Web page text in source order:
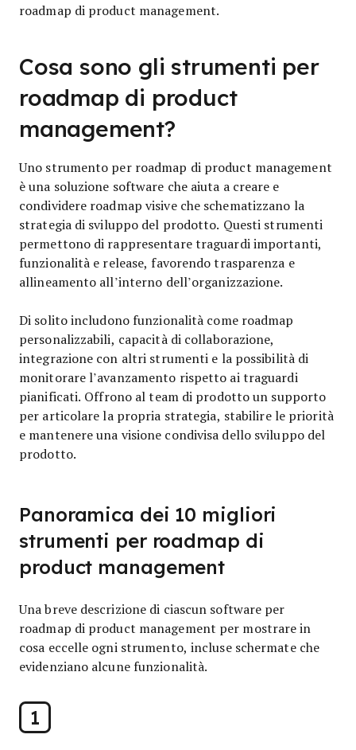
roadmap di product management.
Cosa sono gli strumenti per
roadmap di product
management?
Uno strumento per roadmap di product management
è una soluzione software che aiuta a creare e
condividere roadmap visive che schematizzano la
strategia di sviluppo del prodotto. Questi strumenti
permettono di rappresentare traguardi importanti,
funzionalità e release, favorendo trasparenza e
allineamento all’interno dell’organizzazione.
Di solito includono funzionalità come roadmap
personalizzabili, capacità di collaborazione,
integrazione con altri strumenti e la possibilità di
monitorare l’avanzamento rispetto ai traguardi
pianificati. Offrono al team di prodotto un supporto
per articolare la propria strategia, stabilire le priorità
e mantenere una visione condivisa dello sviluppo del
prodotto.
Panoramica dei 10 migliori
strumenti per roadmap di
product management
Una breve descrizione di ciascun software per
roadmap di product management per mostrare in
cosa eccelle ogni strumento, incluse schermate che
evidenziano alcune funzionalità.
1